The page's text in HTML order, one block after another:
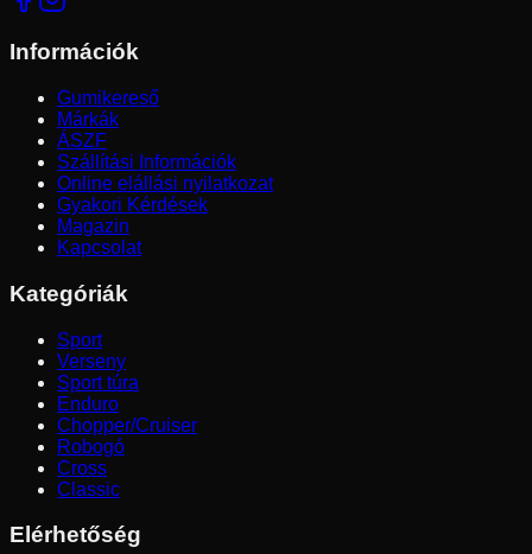
Információk
Gumikereső
Márkák
ÁSZF
Szállítási Információk
Online elállási nyilatkozat
Gyakori Kérdések
Magazin
Kapcsolat
Kategóriák
Sport
Verseny
Sport túra
Enduro
Chopper/Cruiser
Robogó
Cross
Classic
Elérhetőség